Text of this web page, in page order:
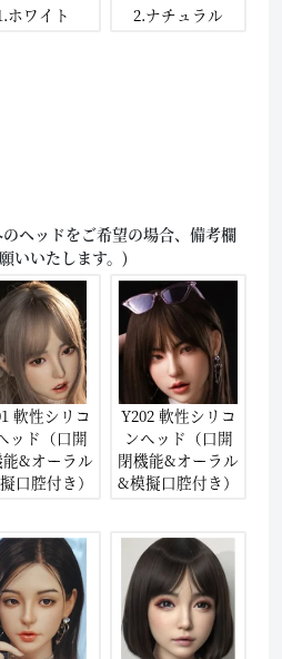
ホワイト 2.ナチュラル
ヘッドをご希望の場合、備考欄
いいたします。)
軟性シリコ
ッド（口開
能&オーラル
口腔付き）
Y202 軟性シリコ
ンヘッド（口開
閉機能&オーラル
&模擬口腔付き）